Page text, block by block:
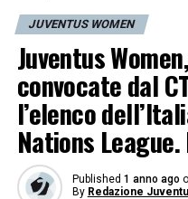
JUVENTUS WOMEN
Juventus
convocate dal
l’elenco
Nations
Published 1 anno ago
By Redazione